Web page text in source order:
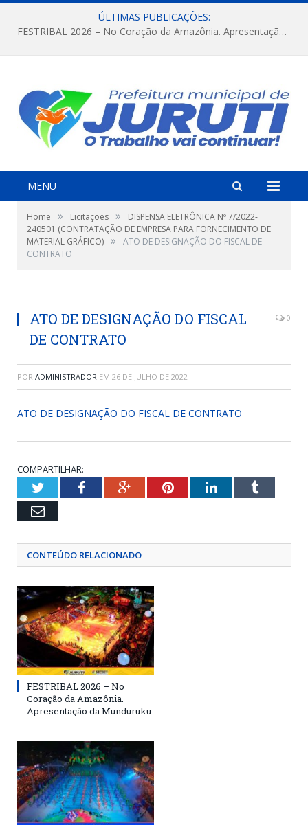
ÚLTIMAS PUBLICAÇÕES:
FESTRIBAL 2026 – No Coração da Amazônia. Apresentação da Munduruku.
MENU
Home » Licitações »
DISPENSA ELETRÔNICA Nº 7/2022-
240501 (CONTRATAÇÃO DE EMPRESA PARA FORNECIMENTO DE
MATERIAL GRÁFICO) »
ATO DE DESIGNAÇÃO DO FISCAL DE
CONTRATO
ATO DE DESIGNAÇÃO DO FISCAL
DE CONTRATO
0
POR ADMINISTRADOR EM 26 DE JULHO DE 2022
ATO DE DESIGNAÇÃO DO FISCAL DE CONTRATO
COMPARTILHAR:
TwitterFacebookGoogle+PinterestLinkedInTumblr
Email
CONTEÚDO RELACIONADO
FESTRIBAL 2026 – No
Coração da Amazônia.
Apresentação da Munduruku.